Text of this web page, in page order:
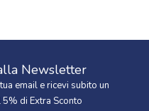
Newsletter
email e ricevi subito un
di Extra Sconto